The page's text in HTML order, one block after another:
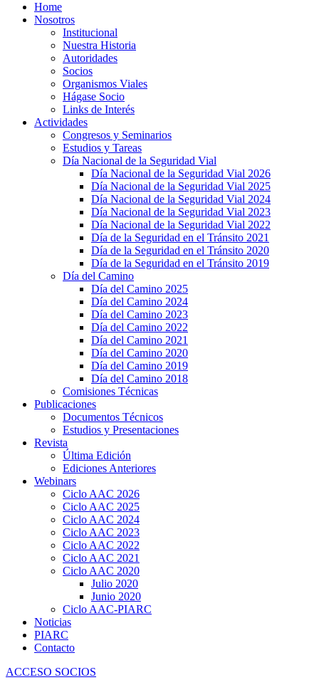
Home
Nosotros
Institucional
Nuestra Historia
Autoridades
Socios
Organismos Viales
Hágase Socio
Links de Interés
Actividades
Congresos y Seminarios
Estudios y Tareas
Día Nacional de la Seguridad Vial
Día Nacional de la Seguridad Vial 2026
Día Nacional de la Seguridad Vial 2025
Día Nacional de la Seguridad Vial 2024
Día Nacional de la Seguridad Vial 2023
Día Nacional de la Seguridad Vial 2022
Día de la Seguridad en el Tránsito 2021
Día de la Seguridad en el Tránsito 2020
Día de la Seguridad en el Tránsito 2019
Día del Camino
Día del Camino 2025
Día del Camino 2024
Día del Camino 2023
Día del Camino 2022
Día del Camino 2021
Día del Camino 2020
Día del Camino 2019
Día del Camino 2018
Comisiones Técnicas
Publicaciones
Documentos Técnicos
Estudios y Presentaciones
Revista
Última Edición
Ediciones Anteriores
Webinars
Ciclo AAC 2026
Ciclo AAC 2025
Ciclo AAC 2024
Ciclo AAC 2023
Ciclo AAC 2022
Ciclo AAC 2021
Ciclo AAC 2020
Julio 2020
Junio 2020
Ciclo AAC-PIARC
Noticias
PIARC
Contacto
ACCESO SOCIOS